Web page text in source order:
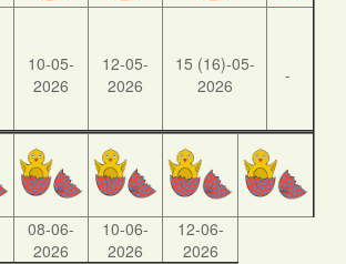
10-05-
2026
12-05-
2026
15 (16)-05-
2026
-
08-06-
2026
10-06-
2026
12-06-
2026